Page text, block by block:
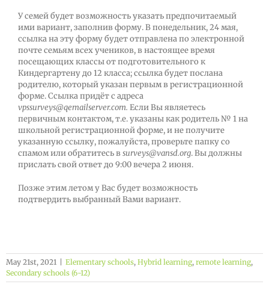
У семей будет возможность указать предпочитаемый
ими вариант, заполнив форму. В понедельник, 24 мая,
ссылка на эту форму будет отправлена по электронной
почте семьям всех учеников, в настоящее время
посещающих классы от подготовительного к
Киндергартену до 12 класса; ссылка будет послана
родителю, который указан первым в регистрационной
форме. Ссылка придёт с адреса
vpssurveys@qemailserver.com. Если Вы являетесь
первичным контактом, т.е. указаны как родитель № 1 на
школьной регистрационной форме, и не получите
указанную ссылку, пожалуйста, проверьте папку со
спамом или обратитесь в surveys@vansd.org. Вы должны
прислать свой ответ до 9:00 вечера 2 июня.
Позже этим летом у Вас будет возможность
подтвердить выбранный Вами вариант.
May 21st, 2021 Elementary schools, Hybrid learning, remote learning,
Secondary schools (6-12)